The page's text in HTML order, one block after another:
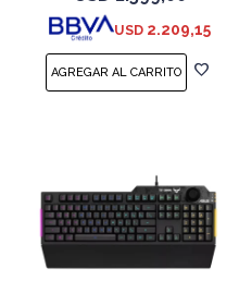
USD 2.209,15